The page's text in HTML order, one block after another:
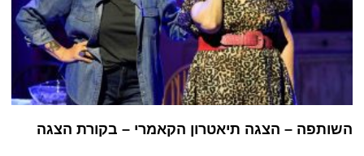
השותפה – הצגה תיאטרון הקאמרי – בקורת הצגה